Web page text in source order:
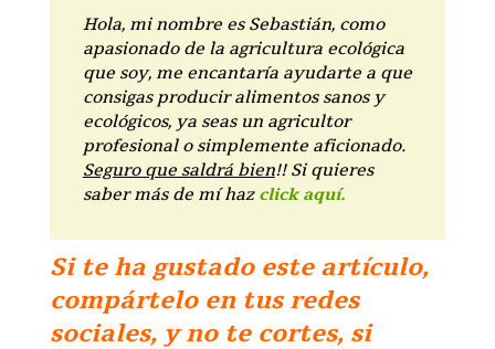
Hola, mi nombre es Sebastián, como
apasionado de la agricultura ecológica
que soy, me encantaría ayudarte a que
consigas producir alimentos sanos y
ecológicos, ya seas un agricultor
profesional o simplemente aficionado.
Seguro que saldrá bien!! Si quieres
saber más de mí haz click aquí.
Si te ha gustado este artículo,
compártelo en tus redes
sociales, y no te cortes, si